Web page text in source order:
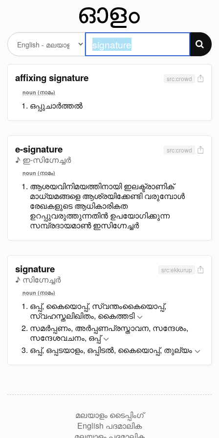
affixing signature src:crowd
noun (നാമം)
ഒപ്പുചാർത്തൽ
e-signature
♪ ഇ-സിഗ്നേച്ചർ
src:crowd
noun (നാമം)
ആശയവിനിമയത്തിനായി ഇലക്ട്രാണിക്
മാധ്യമങ്ങളെ ആശ്രയിക്കേണ്ടി വരുമ്പോൾ
രേഖകളുടെ ആധികാരികത
ഉറപ്പുവരുത്തുന്നതിൻ ഉപയോഗിക്കുന്ന
സമ്പ്രദായമാൺ ഇസിഗ്നേച്ചർ
signature
♪ സിഗ്നേച്ചർ
src:ekkurup
noun (നാമം)
ഒപ്പ്, കൈയൊപ്പ്, സ്വന്തംകൈയൊപ്പ്,
സ്വഹസ്തലിഖിതം, കൈത്തടി
സമർപ്പണം, അർപ്പണപ്രസ്താവന, സന്ദേശം,
സന്ദേശവചനം, ഒപ്പ്
ഒപ്പ്, ഒപ്പടയാളം, ഒപ്പിടൽ, കെെയൊപ്പ്, തുല്യം
മലയാളം ടൈപ്പിംഗ്
English പദമാലിക